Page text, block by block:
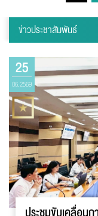
ข่าวประชาสัมพันธ์
25
06.2569